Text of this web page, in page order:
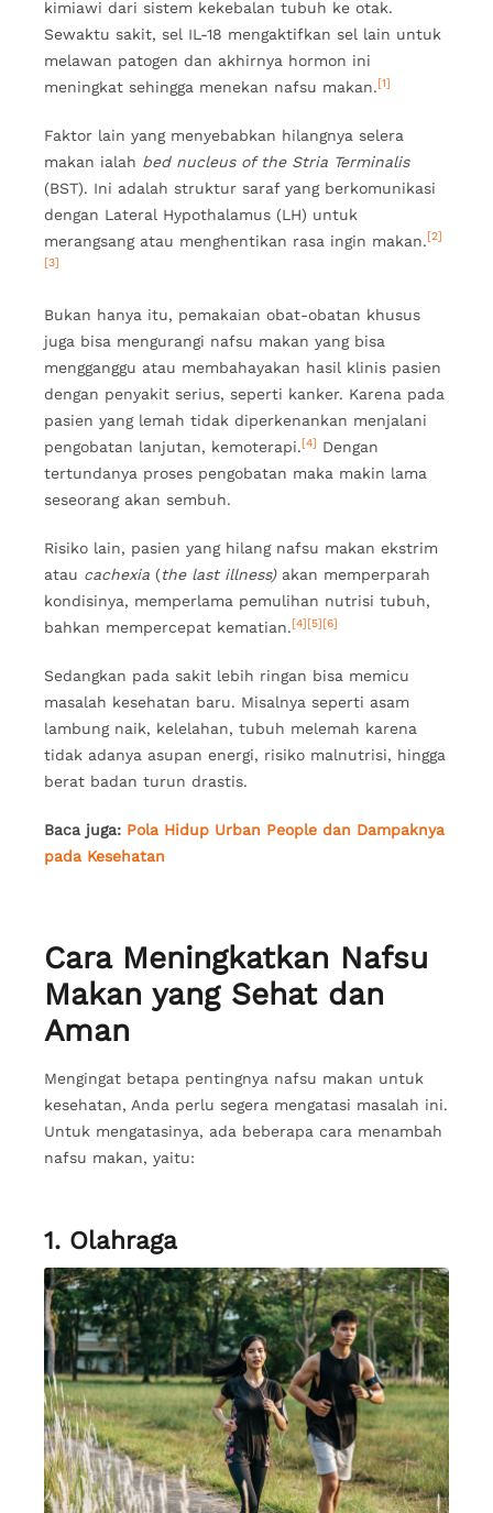
kimiawi dari sistem kekebalan tubuh ke otak.
Sewaktu sakit, sel IL-18 mengaktifkan sel lain untuk
melawan patogen dan akhirnya hormon ini
meningkat sehingga menekan nafsu makan.[1]
Faktor lain yang menyebabkan hilangnya selera
makan ialah bed nucleus of the Stria Terminalis
(BST). Ini adalah struktur saraf yang berkomunikasi
dengan Lateral Hypothalamus (LH) untuk
merangsang atau menghentikan rasa ingin makan. [2]
[3]
Bukan hanya itu, pemakaian obat-obatan khusus
juga bisa mengurangi nafsu makan yang bisa
mengganggu atau membahayakan hasil klinis pasien
dengan penyakit serius, seperti kanker. Karena pada
pasien yang lemah tidak diperkenankan menjalani
pengobatan lanjutan, kemoterapi. [4] Dengan
tertundanya proses pengobatan maka makin lama
seseorang akan sembuh.
Risiko lain, pasien yang hilang nafsu makan ekstrim
atau cachexia (the last illness)akan memperparah
kondisinya, memperlama pemulihan nutrisi tubuh,
bahkan mempercepat kematian.[4][5][6]
Sedangkan pada sakit lebih ringan bisa memicu
masalah kesehatan baru. Misalnya seperti asam
lambung naik, kelelahan, tubuh melemah karena
tidak adanya asupan energi, risiko malnutrisi, hingga
berat badan turun drastis.
Baca juga: Pola Hidup Urban People dan Dampaknya
pada Kesehatan
Cara Meningkatkan Nafsu
Makan yang Sehat dan
Aman
Mengingat betapa pentingnya nafsu makan untuk
kesehatan, Anda perlu segera mengatasi masalah ini.
Untuk mengatasinya, ada beberapa cara menambah
nafsu makan, yaitu:
1. Olahraga